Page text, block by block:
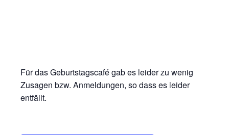
Für das Geburtstagscafé gab es leider zu wenig
Zusagen bzw. Anmeldungen, so dass es leider
entfällt.